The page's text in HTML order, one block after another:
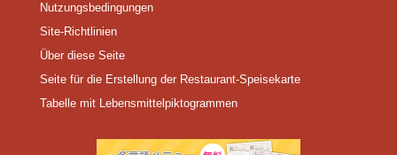
Nutzungsbedingungen
Site-Richtlinien
Über diese Seite
Seite für die Erstellung der Restaurant-Speisekarte
Tabelle mit Lebensmittelpiktogrammen